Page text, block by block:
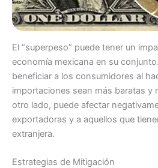
El “superpeso” puede tener un
economía mexicana en su
beneficiar a los consumidores al
importaciones sean más baratas y
otro lado, puede afectar
exportadoras y a aquellos que
extranjera.
Estrategias de Mitigación